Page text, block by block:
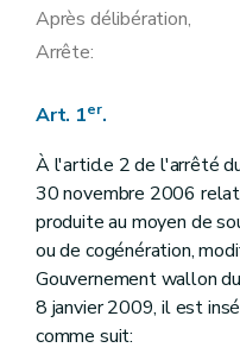
Après délibération,
Arrête:
Art. 1er.
À l'article 2 de l'arrêté
30 novembre 2006
produite au moyen de
ou de cogénération,
Gouvernement wallon
8 janvier 2009, il est
comme suit: